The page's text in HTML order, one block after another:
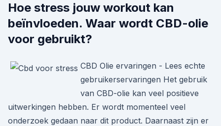
Hoe stress jouw workout kan
beïnvloeden. Waar wordt CBD-olie
voor gebruikt?
CBD Olie ervaringen - Lees echte
gebruikerservaringen Het gebruik
van CBD-olie kan veel positieve
uitwerkingen hebben. Er wordt momenteel veel
onderzoek gedaan naar dit product. Daarnaast zijn er